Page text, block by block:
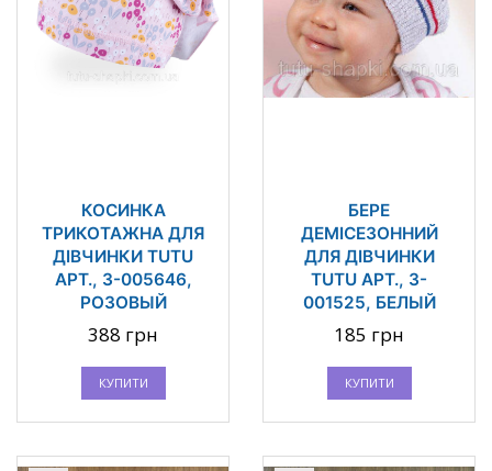
КОСИНКА
ТРИКОТАЖНА ДЛЯ
ДІВЧИНКИ TUTU
АРТ., 3-005646,
РОЗОВЫЙ
388 грн
КУПИТИ
БЕРЕ
ДЕМІСЕЗОННИЙ
ДЛЯ ДІВЧИНКИ
TUTU АРТ., 3-
001525, БЕЛЫЙ
185 грн
КУПИТИ